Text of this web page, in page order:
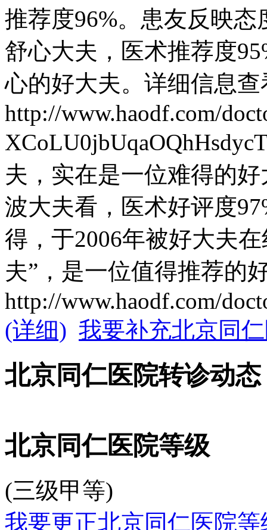
推荐度96%。患友反映
舒心大夫，医术推荐度
心的好大夫。详细信息查
http://www.haodf.com/
夫，实在是一位难得的
波大夫看，医术好评度
得，于2006年被好大夫
夫”，是一位值得推荐的
http://www.haodf.com/
(详细) 我要补充北京同
北京同仁医院转诊动态
北京同仁医院等级
(三级甲等)
我要更正北京同仁医院等